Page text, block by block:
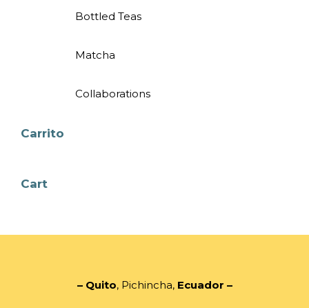
Bottled Teas
Matcha
Collaborations
Carrito
Cart
– Quito, Pichincha, Ecuador –